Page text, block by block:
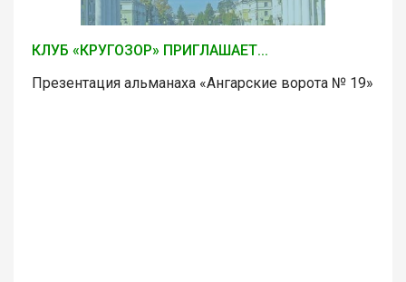
КЛУБ «КРУГОЗОР» ПРИГЛАШАЕТ...
Презентация альманаха «Ангарские ворота № 19»